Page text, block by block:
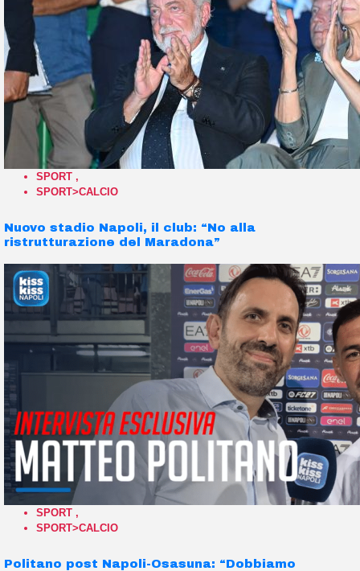
SPORT ,
SPORT>CALCIO
Nuovo stadio Napoli, il club: “No alla
ristrutturazione del Maradona”
SPORT ,
SPORT>CALCIO
Politano post Napoli-Osasuna: “Dobbiamo